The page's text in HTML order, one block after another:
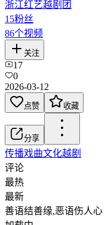
浙江红艺越剧团
15粉丝
86个视频
关注
17
0
2026-03-12
点赞 收藏
分享
传播戏曲文化越剧
评论
最热
最新
善语结善缘,恶语伤人心